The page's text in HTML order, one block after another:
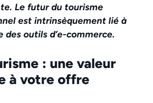
Le futur du tourisme
est intrinsèquement lié à
des outils d’e-commerce.
: une valeur
à votre offre